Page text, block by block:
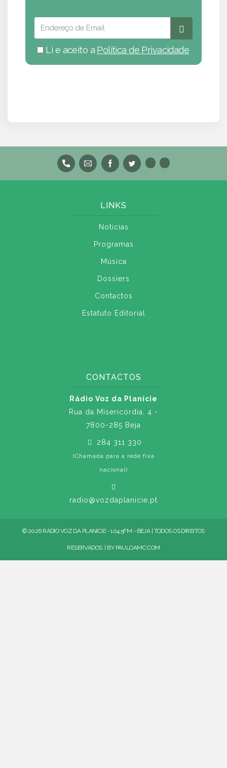
Li e aceito a Política de Privacidade
LINKS
Notícias
Programas
Música
Dossiers
Contactos
Estatuto Editorial
CONTACTOS
Rádio Voz da Planície
Rua da Misericórdia, 4 -
7800-285 Beja
284 311 330
(Chamada para a rede fixa
nacional)
radio@vozdaplanicie.pt
© 2026 RÁDIO VOZ DA PLANÍCIE - 104.5FM - BEJA | TODOS OS DIREITOS
RESERVADOS. | BY PAULOAMC.COM